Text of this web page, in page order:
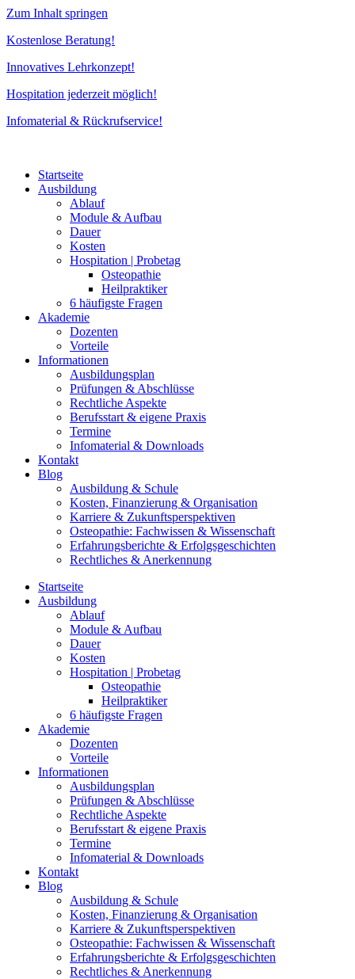
Zum Inhalt springen
Kostenlose Beratung!
Innovatives Lehrkonzept!
Hospitation jederzeit möglich!
Infomaterial & Rückrufservice!
Startseite
Ausbildung
Ablauf
Module & Aufbau
Dauer
Kosten
Hospitation | Probetag
Osteopathie
Heilpraktiker
6 häufigste Fragen
Akademie
Dozenten
Vorteile
Informationen
Ausbildungsplan
Prüfungen & Abschlüsse
Rechtliche Aspekte
Berufsstart & eigene Praxis
Termine
Infomaterial & Downloads
Kontakt
Blog
Ausbildung & Schule
Kosten, Finanzierung & Organisation
Karriere & Zukunftsperspektiven
Osteopathie: Fachwissen & Wissenschaft
Erfahrungsberichte & Erfolgsgeschichten
Rechtliches & Anerkennung
Startseite
Ausbildung
Ablauf
Module & Aufbau
Dauer
Kosten
Hospitation | Probetag
Osteopathie
Heilpraktiker
6 häufigste Fragen
Akademie
Dozenten
Vorteile
Informationen
Ausbildungsplan
Prüfungen & Abschlüsse
Rechtliche Aspekte
Berufsstart & eigene Praxis
Termine
Infomaterial & Downloads
Kontakt
Blog
Ausbildung & Schule
Kosten, Finanzierung & Organisation
Karriere & Zukunftsperspektiven
Osteopathie: Fachwissen & Wissenschaft
Erfahrungsberichte & Erfolgsgeschichten
Rechtliches & Anerkennung